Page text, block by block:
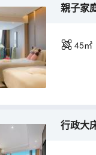
親子家
45㎡
行政大